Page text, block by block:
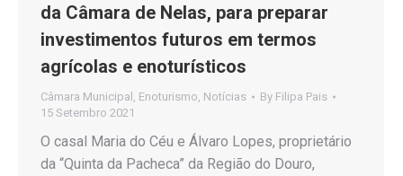
da Câmara de Nelas, para preparar
investimentos futuros em termos
agrícolas e enoturísticos
Câmara Municipal Enoturismo Notícias By Filipa Pais
15 Setembro 2021
O casal Maria do Céu e Álvaro Lopes, proprietário
da “Quinta da Pacheca” da Região do Douro,